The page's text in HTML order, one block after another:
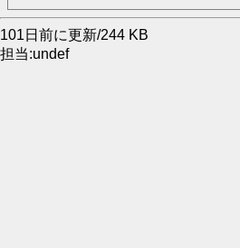
101日前に更新/244 KB
担当:undef